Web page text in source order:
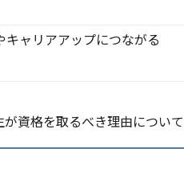
ャリアアップにつながる
資格を取るべき理由について